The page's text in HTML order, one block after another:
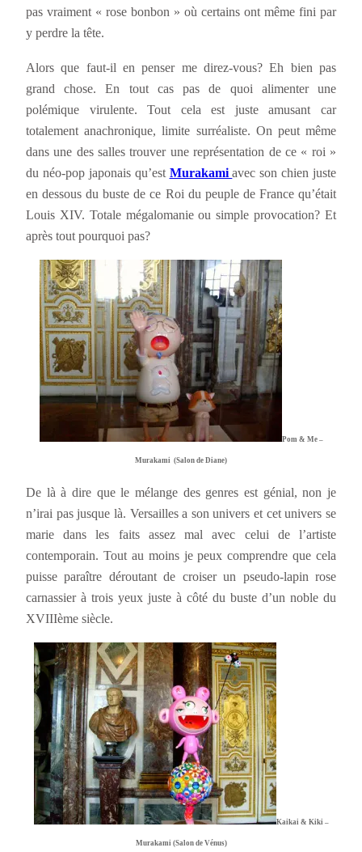
pas vraiment « rose bonbon » où certains ont même fini par
y perdre la tête.
Alors que faut-il en penser me direz-vous? Eh bien pas
grand chose. En tout cas pas de quoi alimenter une
polémique virulente. Tout cela est juste amusant car
totalement anachronique, limite surréaliste. On peut même
dans une des salles trouver une représentation de ce « roi »
du néo-pop japonais qu’est Murakamiavec son chien juste
en dessous du buste de ce Roi du peuple de France qu’était
Louis XIV. Totale mégalomanie ou simple provocation? Et
après tout pourquoi pas?
Pom & Me –
Murakami (Salon de Diane)
De là à dire que le mélange des genres est génial, non je
n’irai pas jusque là. Versailles a son univers et cet univers se
marie dans les faits assez mal avec celui de l’artiste
contemporain. Tout au moins je peux comprendre que cela
puisse paraître déroutant de croiser un pseudo-lapin rose
carnassier à trois yeux juste à côté du buste d’un noble du
XVIIIème siècle.
Kaikai & Kiki –
Murakami (Salon de Vénus)